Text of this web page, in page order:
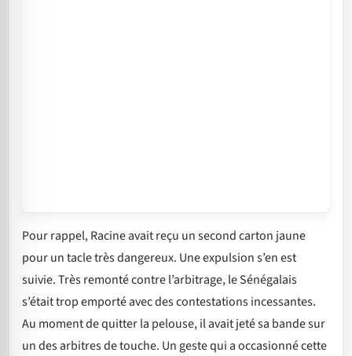
Pour rappel, Racine avait reçu un second carton jaune
pour un tacle très dangereux. Une expulsion s’en est
suivie. Très remonté contre l’arbitrage, le Sénégalais
s’était trop emporté avec des contestations incessantes.
Au moment de quitter la pelouse, il avait jeté sa bande sur
un des arbitres de touche. Un geste qui a occasionné cette